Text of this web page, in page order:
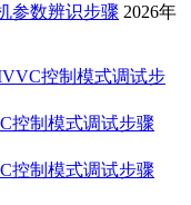
参数辨识步骤 2026年
控制模式调试步
控制模式调试步骤
控制模式调试步骤